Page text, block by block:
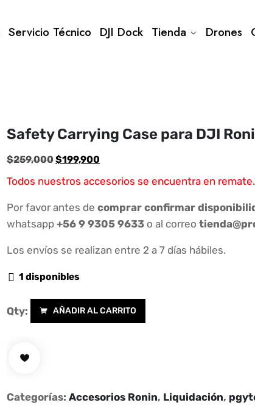
Servicio Técnico DJI Dock Tienda Drones
Safety Carrying Case para DJI
$259,000El
original
era:
$259,000.
$199,900
precio
actual
es:
$199,900.
Todos nuestros accesorios se encuentra en remate.
Por favor antes de comprar confirmar
whatsapp+56 9 9305 9633 o al correo
Los envíos se realizan entre 2 a 7 días hábiles.
1 disponibles
Qty:
Case
Ronin-
AÑADIR AL CARRITO
Categorías:Accesorios Ronin, Liquidación,